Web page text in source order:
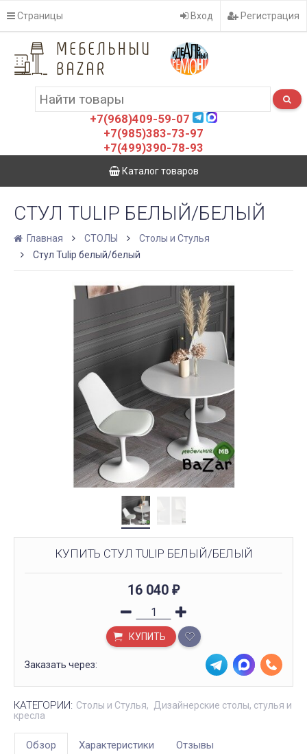
Страницы Вход Регистрация
+7(968)409-59-07
+7(985)383-73-97
+7(499)390-78-93
Каталог товаров
СТУЛ TULIP БЕЛЫЙ/БЕЛЫЙ
Главная СТОЛЫ
Столы и Стулья
Стул Tulip белый/белый
КУПИТЬ СТУЛ TULIP БЕЛЫЙ/БЕЛЫЙ
16 040 ₽
КУПИТЬ
Заказать через:
КАТЕГОРИИ: Столы и Стулья
Дизайнерские столы, стулья и
кресла
Обзор Характеристики Отзывы